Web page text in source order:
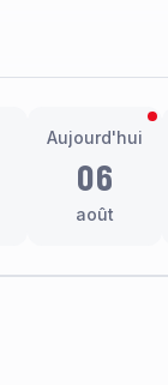
Aujourd'hui
06
août